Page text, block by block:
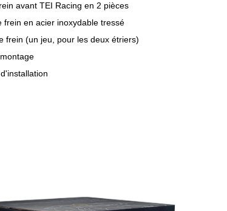
avant TEI Racing en 2 pièces
frein en acier inoxydable tressé
frein (un jeu, pour les deux étriers)